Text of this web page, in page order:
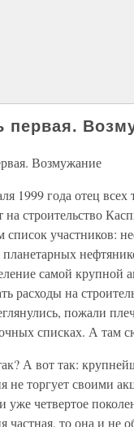
первая.
Возмужание
1999 года отец
на строительство
участников:
самой крупной
расходы на
пожали
списках. А там
А вот так:
не торгует своими
уже четвертое
частная, то она и не